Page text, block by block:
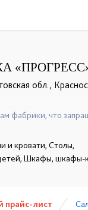
обл.,
фабрики, что
и кровати, Столы,
Шкафы, шкафы-
прайс-лист